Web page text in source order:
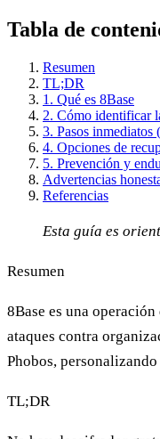
Tabla de
Resumen
TL;DR
1. Qué es 8Base
2. Cómo identificar
3. Pasos inmediatos
4. Opciones de
5. Prevención y
Advertencias
Referencias
Esta guía es
Resumen
8Base es una
ataques contra
Phobos,
TL;DR